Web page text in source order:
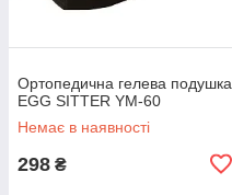
Ортопедична гелева подушка
EGG SITTER YM-60
Немає в наявності
298 ₴